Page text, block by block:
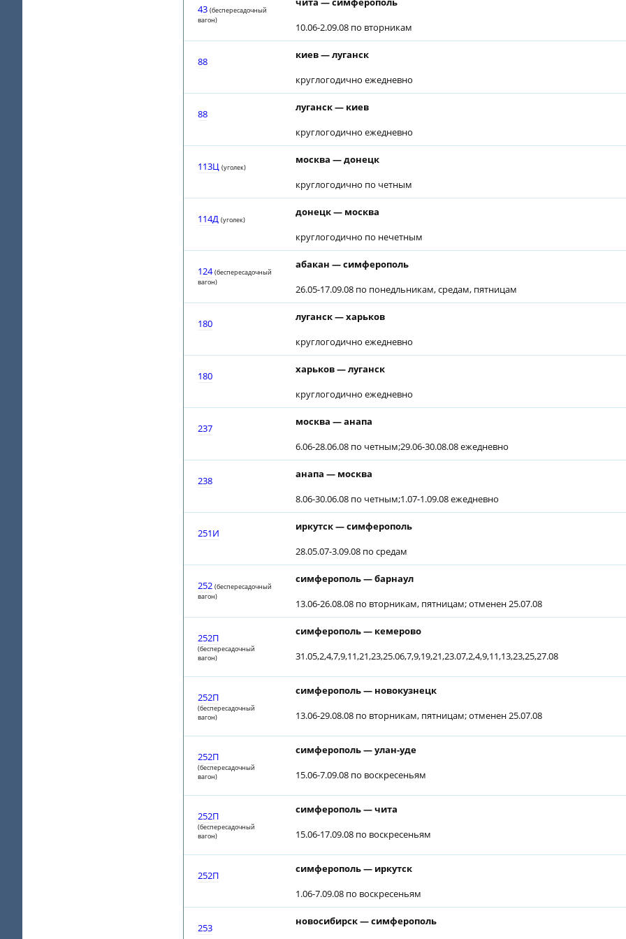
43 (беспересадочный
вагон)
10.06-2.09.08 по вторникам
88
киев — луганск
круглогодично ежедневно
88
луганск — киев
круглогодично ежедневно
113Ц (уголек)
москва — донецк
круглогодично по четным
114Д (уголек)
донецк — москва
круглогодично по нечетным
124 (беспересадочный
вагон)
абакан — симферополь
26.05-17.09.08 по понедльникам, средам, пятницам
180
луганск — харьков
круглогодично ежедневно
180
харьков — луганск
круглогодично ежедневно
237
москва — анапа
6.06-28.06.08 по четным;29.06-30.08.08 ежедневно
238
анапа — москва
8.06-30.06.08 по четным;1.07-1.09.08 ежедневно
251И
иркутск — симферополь
28.05.07-3.09.08 по средам
252 (беспересадочный
вагон)
симферополь — барнаул
13.06-26.08.08 по вторникам, пятницам; отменен 25.07.08
252П
(беспересадочный
вагон)
симферополь — кемерово
31.05,2,4,7,9,11,21,23,25.06,7,9,19,21,23.07,2,4,9,11,13,23,25,27.08
252П
(беспересадочный
вагон)
симферополь — новокузнецк
13.06-29.08.08 по вторникам, пятницам; отменен 25.07.08
252П
(беспересадочный
вагон)
симферополь — улан-уде
15.06-7.09.08 по воскресеньям
252П
(беспересадочный
вагон)
симферополь — чита
15.06-17.09.08 по воскресеньям
252П
симферополь — иркутск
1.06-7.09.08 по воскресеньям
253
новосибирск — симферополь